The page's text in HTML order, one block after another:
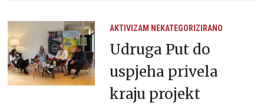
AKTIVIZAM NEKATEGORIZIRANO
Udruga Put do
uspjeha privela
kraju projekt